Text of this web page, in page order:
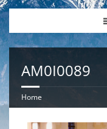
AM0I0089
Home